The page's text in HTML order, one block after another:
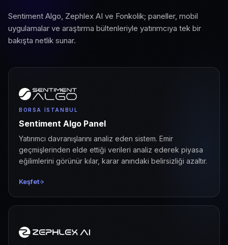
Sentiment Algo, Zephlex AI ve Fonkolik; paneller, mobil
uygulamalar ve araştırma bültenleriyle yatırımcıya tek bir
bakışta netlik sunar.
BORSA İSTANBUL
Sentiment Algo Panel
Yatırımcı davranışlarını analiz eden sistem. Emir
geçmişlerinden elde ettiği verileri analiz ederek piyasa
eğilimlerini görünür kılar, karar anındaki belirsizliği azaltır.
Keşfet